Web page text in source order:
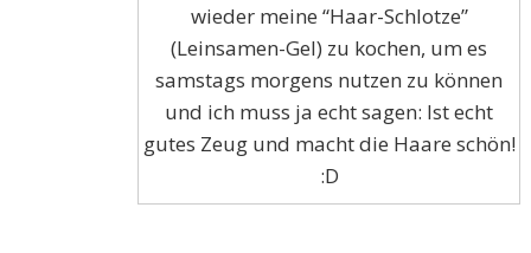
wieder meine “Haar-Schlotze”
(Leinsamen-Gel) zu kochen, um es
samstags morgens nutzen zu können
und ich muss ja echt sagen: Ist echt
gutes Zeug und macht die Haare schön!
:D